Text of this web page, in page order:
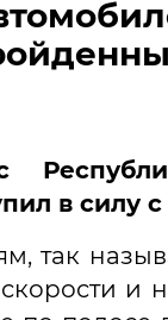
в силу с
так
и